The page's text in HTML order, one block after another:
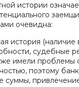
истории
очевидна:
история
судебные
имели проблемы
поэтому
суммы,